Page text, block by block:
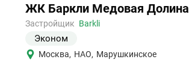
Ссылка
на
объект
ЖК Баркли Медовая Долина
Застройщик Barkli
Эконом
Москва, НАО, Марушкинское